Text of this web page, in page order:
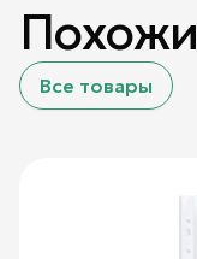
Все товары